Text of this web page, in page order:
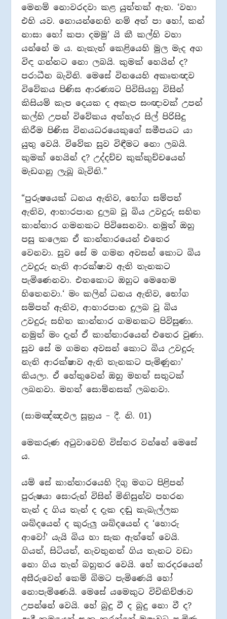
මෙනම් නොවරදවා කළ යුත්තක් ඇත. ‘වහා
එහි යව. නොයන්නෙහි නම් අත් පා හෝ, කන්
නාසා හෝ කපා දමමු’ යි කී කල්හි වහා
යන්නේ ම ය. නැකැත් කෙළියෙහි මුල මැද අග
විඳ ගන්නට නො ලබයි. කුමක් හෙයින් ද?
පරාධීන බැවිනි. මෙසේ විනයෙහි අකෘතඥව
විවේකය පිණිස ආරණ්‍යට පිවිසියහු විසින්
කිසියම් කැප දෙයක ද අකැප සංඥාවක් උපන්
කල්හි උපන් විවේකය අත්හැර සිල් පිරිසිදු
කිරීම පිණිස විනයධරයෙකුගේ සමීපයට යා
යුතු වෙයි. විවේක සුව විඳීමට නො ලබයි.
කුමක් හෙයින් ද? උද්දච්ච කුක්කුච්චයෙන්
මැඩගනු ලැබූ බැවිනි.”
“පුරුෂයෙක් ධනය ඇතිව, භෝග සම්පත්
ඇතිව, ආහාරපාන දුලබ වූ බිය උවදුරු සහිත
කාන්තාර ගමනකට පිවිසෙනවා. නමුත් ඔහු
පසු කලෙක ඒ කාන්තාරයෙන් එතෙර
වෙනවා. සුව සේ ම ගමන අවසන් කොට බිය
උවදුරු නැති ආරක්ෂාව ඇති තැනකට
පැමිණෙනවා. එතකොට ඔහුට මෙහෙම
හිතෙනවා.‘ මං කලින් ධනය ඇතිව, භෝග
සම්පත් ඇතිව, ආහාරපාන දුලබ වූ බිය
උවදුරු සහිත කාන්තාර ගමනකට පිවිසුණා.
නමුත් මං දැන් ඒ කාන්තාරයෙන් එතෙර වුණා.
සුව සේ ම ගමන අවසන් කොට බිය උවදුරු
නැති ආරක්ෂාව ඇති තැනකට පැමිණුනා’
කියලා. ඒ හේතුවෙන් ඔහු මහත් සතුටක්
ලබනවා. මහත් සොම්නසක් ලබනවා.
(සාමඤ්ඤඵල සූත්‍රය – දී. නි. 01)
මෙකරුණ අටුවාවෙහි විස්තර වන්නේ මෙසේ
ය.
යම් සේ කාන්තාරයෙහි දිගු මගට පිළිපන්
පුරුෂයා සොරුන් විසින් මිනිසුන්ව පහරන
තැන් ද ගිය තැන් ද දැක දඬු කැබැල්ලක
ශබ්දයෙන් ද කුරුලු ශබ්දයෙන් ද ‘හොරු
ආවෝ’ යැයි බිය හා සැක ඇත්තේ වෙයි.
ගියත්, සිටියත්, නැවතුනත් ගිය තැනට වඩා
නො ගිය තැන් බහුතර වෙයි. හේ කරදරයෙන්
අසීරුවෙන් කෙම් බිමට පැමිණෙයි හෝ
නොපැමිණෙයි. මෙසේ යමෙකුට විචිකිච්ඡාව
උපන්නේ වෙයි. හේ බුදු වී ද බුදු නො වී ද?